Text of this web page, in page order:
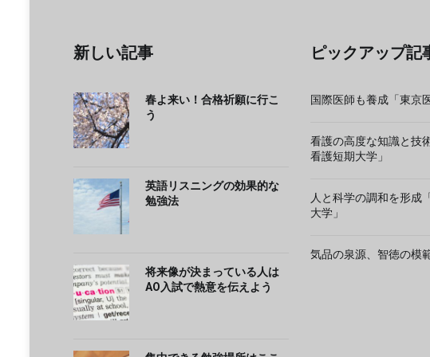
新しい記事
春よ来い！合格祈願に行こ
う
英語リスニングの効果的な
勉強法
将来像が決まっている人は
AO入試で熱意を伝えよう
ピックアップ記
国際医師も養成「東京
看護の高度な知識と技
看護短期大学」
人と科学の調和を形成
大学」
気品の泉源、智徳の模